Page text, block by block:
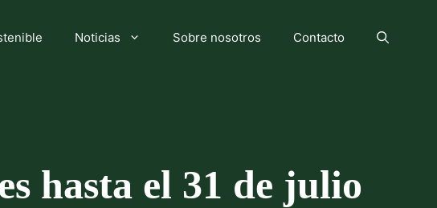
Noticias Sobre nosotros Contacto
hasta el 31 de julio